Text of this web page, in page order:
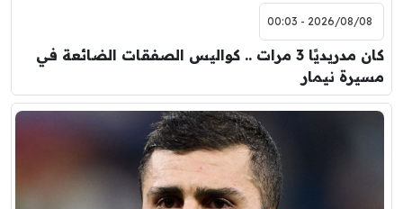
2026/08/08 - 00:03
كان مدريديًا 3 مرات .. كواليس الصفقات الضائعة في
مسيرة نيمار